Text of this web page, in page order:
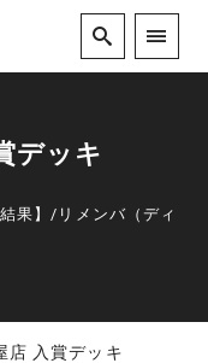
デッキ
結果】/ リメンバ（ディ
入賞デッキ